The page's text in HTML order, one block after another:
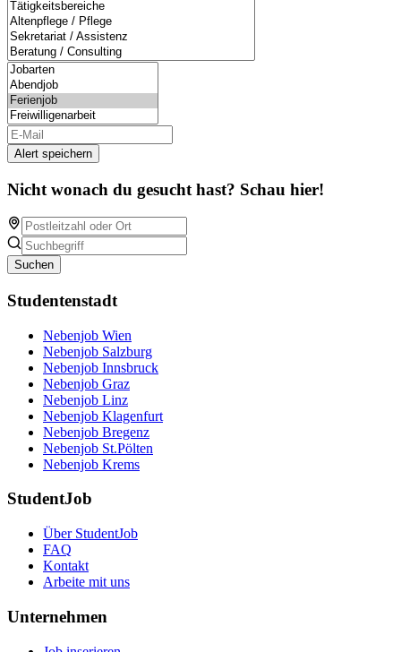
Alert speichern
Nicht wonach du gesucht hast? Schau hier!
Suchen
Studentenstadt
Nebenjob Wien
Nebenjob Salzburg
Nebenjob Innsbruck
Nebenjob Graz
Nebenjob Linz
Nebenjob Klagenfurt
Nebenjob Bregenz
Nebenjob St.Pölten
Nebenjob Krems
StudentJob
Über StudentJob
FAQ
Kontakt
Arbeite mit uns
Unternehmen